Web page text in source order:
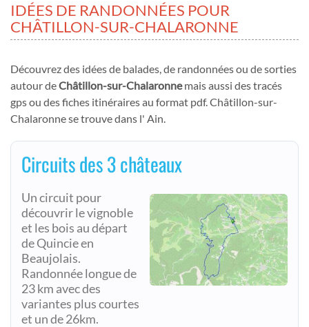
IDÉES DE RANDONNÉES POUR
CHÂTILLON-SUR-CHALARONNE
Découvrez des idées de balades, de randonnées ou de sorties
autour deChâtillon-sur-Chalaronnemais aussi des tracés
gps ou des fiches itinéraires au format pdf. Châtillon-sur-
Chalaronne se trouve dans l' Ain.
Circuits des 3 châteaux
Un circuit pour
découvrir le vignoble
et les bois au départ
de Quincie en
Beaujolais.
Randonnée longue de
23 km avec des
variantes plus courtes
et un de 26km.